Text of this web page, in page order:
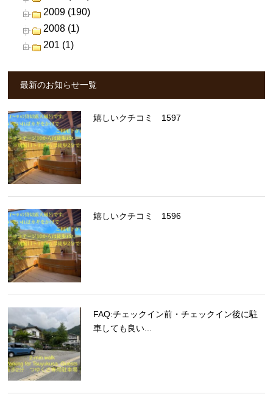
2009 (190)
2008 (1)
201 (1)
最新のお知らせ一覧
嬉しいクチコミ 1597
嬉しいクチコミ 1596
FAQ:チェックイン前・チェックイン後に駐
車しても良い...